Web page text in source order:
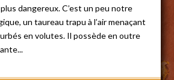
plus dangereux. C’est un peu notre
un taureau trapu à l’air menaçant
en volutes. Il possède en outre